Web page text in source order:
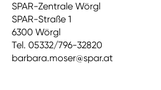
SPAR-Zentrale Wörgl
SPAR-Straße 1
6300 Wörgl
Tel. 05332/796-32820
barbara.moser@spar.at